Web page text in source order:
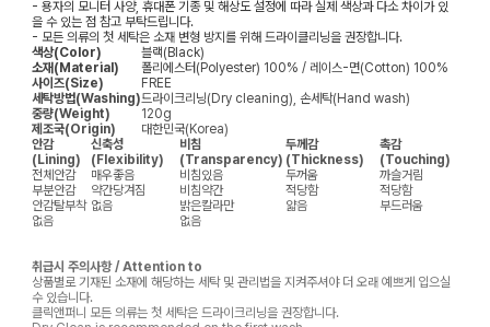
- 용자의 모니터 사양, 휴대폰 기종 및 해상도 설정에 따라 실제 색상과 다소 차이가 있
을 수 있는 점 참고 부탁드립니다.
- 모든 의류의 첫 세탁은 소재 변형 방지를 위해 드라이클리닝을 권장합니다.
색상(Color)
블랙(Black)
소재(Material)
폴리에스터(Polyester) 100% / 레이스-면(Cotton) 100%
사이즈(Size)
FREE
세탁방법(Washing)드라이크리닝(Dry cleaning), 손세탁(Hand wash)
중량(Weight)
120g
제조국(Origin)
대한민국(Korea)
안감
(Lining)
신축성
(Flexibility)
비침
(Transparency)
두께감
(Thickness)
촉감
(Touching)
전체안감
매우좋음 비침있음 두꺼움
까슬거림
부분안감
약간당겨짐 비침약간 적당함
적당함
안감탈부착 없음 밝은칼라만 얇음
부드러움
없음
없음
취급시 주의사항 / Attention to
상품별로 기재된 소재에 해당하는 세탁 및 관리법을 지켜주셔야 더 오래 예쁘게 입으실
수 있습니다.
클릭앤퍼니 모든 의류는 첫 세탁은 드라이크리닝을 권장합니다.